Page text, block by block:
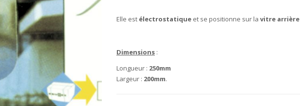
Elle est électrostatique et se positionne sur la vitre arrière
Dimensions :
Longueur : 250mm
Largeur : 200mm.